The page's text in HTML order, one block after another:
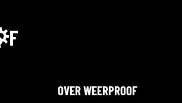
OVER WEERPROOF